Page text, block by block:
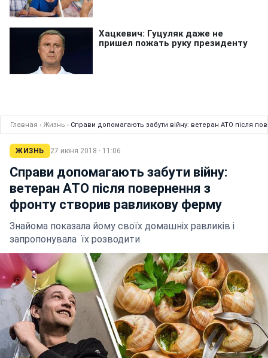
Главная › Жизнь › Справи допомагають забути війну: ветеран АТО після
ЖИЗНЬ 27 июня 2018 · 11:06
Справи допомагають забути війну:
ветеран АТО після повернення з
фронту створив равликову ферму
Знайома показала йому своїх домашніх равликів і
запропонувала їх розводити